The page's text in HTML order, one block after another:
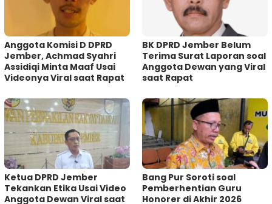
Anggota Komisi D DPRD
Jember, Achmad Syahri
Assidiqi Minta Maaf Usai
Videonya Viral saat Rapat
BK DPRD Jember Belum
Terima Surat Laporan soal
Anggota Dewan yang Viral
saat Rapat
Ketua DPRD Jember
Tekankan Etika Usai Video
Anggota Dewan Viral saat
Bang Pur Soroti soal
Pemberhentian Guru
Honorer di Akhir 2026